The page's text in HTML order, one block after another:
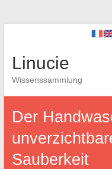
Linucie
Wissenssammlung
Der
Sauberkeit